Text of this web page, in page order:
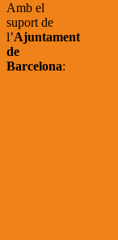
Amb el
suport de
l’Ajuntament
de
Barcelona: